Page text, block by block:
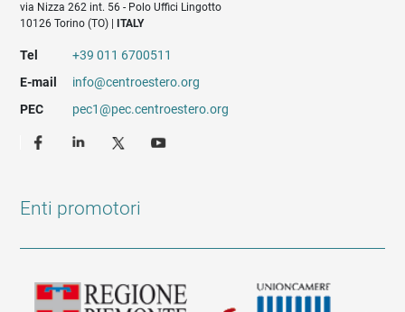
via Nizza 262 int. 56 - Polo Uffici Lingotto
10126 Torino (TO) |
ITALY
Tel
+39 011 6700511
E-mail
info@centroestero.org
PEC
pec1@pec.centroestero.org
Enti promotori